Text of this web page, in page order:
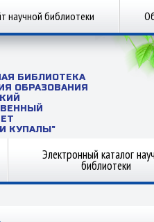
научной библиотеки
БИБЛИОТЕКА
ОБРАЗОВАНИЯ
КУПАЛЫ"
Электронный каталог
библиотеки